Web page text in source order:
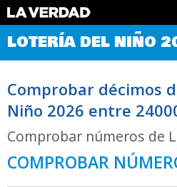
Comprobar Loteria del Niño
Premios
Noticias
Datos
Historia
LOTERÍA DEL NIÑO
Comprobar décimos
Niño 2026 entre
Comprobar números de
COMPROBAR